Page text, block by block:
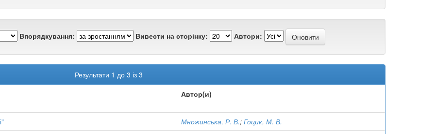
Впорядкування: Вивести на сторінку: Автори:
Результати 1 до 3 із 3
Автор(и)
Множинська, Р. В.; Гоцик, М. В.